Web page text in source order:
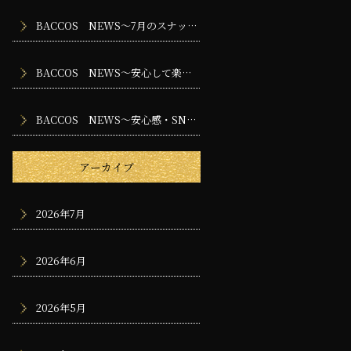
BACCOS NEWS～7月のスナック・バー・ラウンジで楽しむ夜時間
BACCOS NEWS～安心して楽しめるお店づくりのために大切な安全管理
BACCOS NEWS～安心感・SNS・採用・地域密着～
アーカイブ
2026年7月
2026年6月
2026年5月